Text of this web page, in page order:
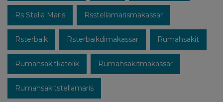
Rs Stella Maris Rsstellamarismakassar
Rsterbaik Rsterbaikdimakassar Rumahsakit
Rumahsakitkatolik Rumahsakitmakassar
Rumahsakitstellamaris